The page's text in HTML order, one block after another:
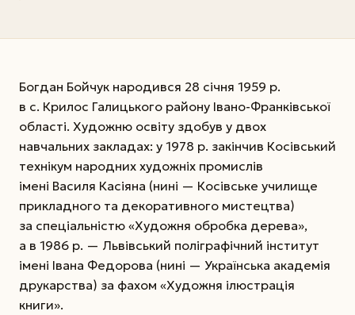
Богдан Бойчук народився 28 січня 1959 р.
в с. Крилос Галицького району Івано-Франківської
області. Художню освіту здобув у двох
навчальних закладах: у 1978 р. закінчив Косівський
технікум народних художніх промислів
імені Василя Касіяна (нині — Косівське училище
прикладного та декоративного мистецтва)
за спеціальністю «Художня обробка дерева»,
а в 1986 р. — Львівський поліграфічний інститут
імені Івана Федорова (нині — Українська академія
друкарства) за фахом «Художня ілюстрація
книги».